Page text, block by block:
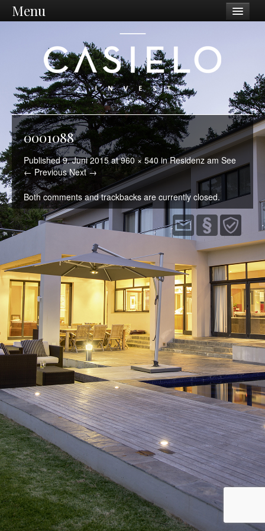
Menu
Philosophie
Vision / Mission
Dienstleistungen
Unternehmen
Standort Ostschweiz
Was wir tun
Ankauf
Sanierungen
Projektentwicklung
Immobilien
Kontakt
0001088
Published9. Juni 2015at960 × 540inResidenz am See
← Previous Next →
Both comments and trackbacks are currently closed.